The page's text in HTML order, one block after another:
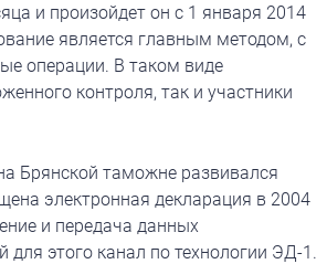
и произойдет он с 1 января 2014
является главным методом, с
операции. В таком виде
контроля, так и участники
Брянской таможне развивался
электронная декларация в 2004
и передача данных
этого канал по технологии ЭД-1.